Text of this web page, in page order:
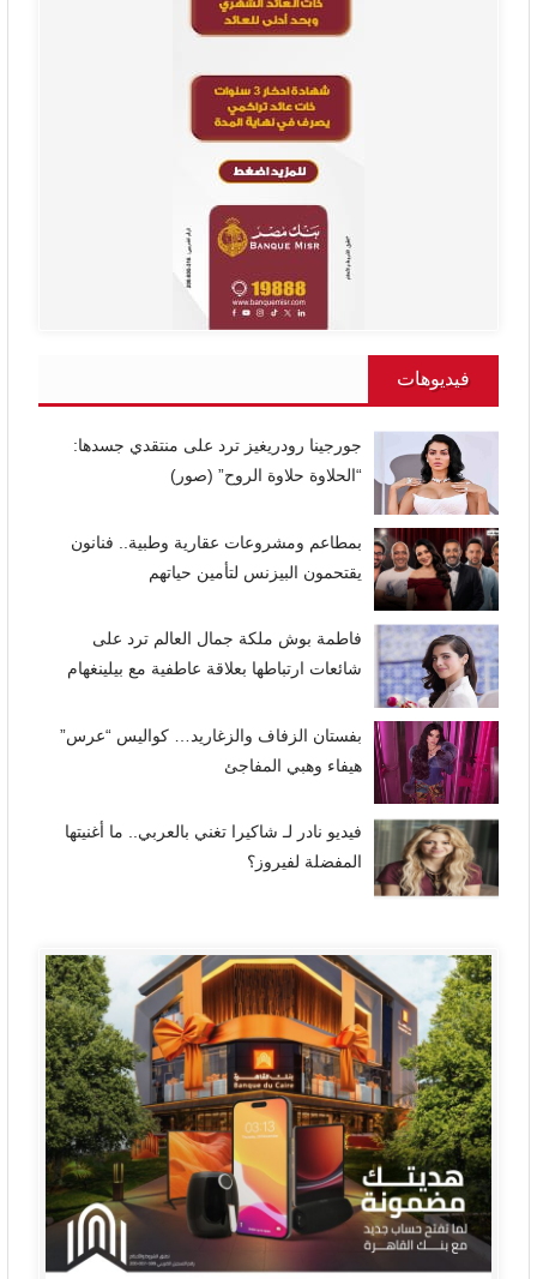
فيديوهات
جورجينا رودريغيز ترد على منتقدي جسدها:
“الحلاوة حلاوة الروح” (صور)
بمطاعم ومشروعات عقارية وطبية.. فنانون
يقتحمون البيزنس لتأمين حياتهم
فاطمة بوش ملكة جمال العالم ترد على
شائعات ارتباطها بعلاقة عاطفية مع بيلينغهام
بفستان الزفاف والزغاريد… كواليس “عرس”
هيفاء وهبي المفاجئ
فيديو نادر لـ شاكيرا تغني بالعربي.. ما أغنيتها
المفضلة لفيروز؟